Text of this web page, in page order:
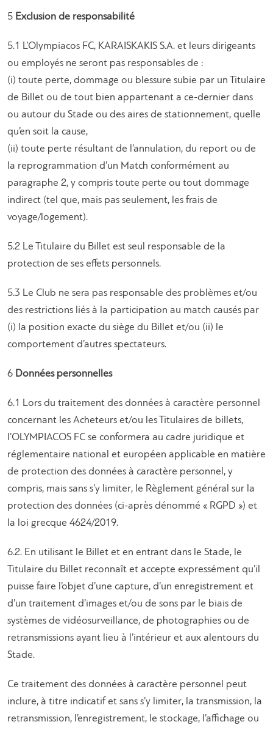
5 Exclusion de responsabilité
5.1 L’Olympiacos FC, KARAISKAKIS S.A. et leurs dirigeants
ou employés ne seront pas responsables de :
(i) toute perte, dommage ou blessure subie par un Titulaire
de Billet ou de tout bien appartenant a ce-dernier dans
ou autour du Stade ou des aires de stationnement, quelle
qu’en soit la cause,
(ii) toute perte résultant de l’annulation, du report ou de
la reprogrammation d’un Match conformément au
paragraphe 2, y compris toute perte ou tout dommage
indirect (tel que, mais pas seulement, les frais de
voyage/logement).
5.2 Le Titulaire du Billet est seul responsable de la
protection de ses effets personnels.
5.3 Le Club ne sera pas responsable des problèmes et/ou
des restrictions liés à la participation au match causés par
(i) la position exacte du siège du Billet et/ou (ii) le
comportement d’autres spectateurs.
6 Données personnelles
6.1 Lors du traitement des données à caractère personnel
concernant les Acheteurs et/ou les Titulaires de billets,
l’OLYMPIACOS FC se conformera au cadre juridique et
réglementaire national et européen applicable en matière
de protection des données à caractère personnel, y
compris, mais sans s’y limiter, le Règlement général sur la
protection des données (ci-après dénommé « RGPD ») et
la loi grecque 4624/2019.
6.2. En utilisant le Billet et en entrant dans le Stade, le
Titulaire du Billet reconnaît et accepte expressément qu’il
puisse faire l’objet d’une capture, d’un enregistrement et
d’un traitement d’images et/ou de sons par le biais de
systèmes de vidéosurveillance, de photographies ou de
retransmissions ayant lieu à l’intérieur et aux alentours du
Stade.
Ce traitement des données à caractère personnel peut
inclure, à titre indicatif et sans s’y limiter, la transmission, la
retransmission, l’enregistrement, le stockage, l’affichage ou